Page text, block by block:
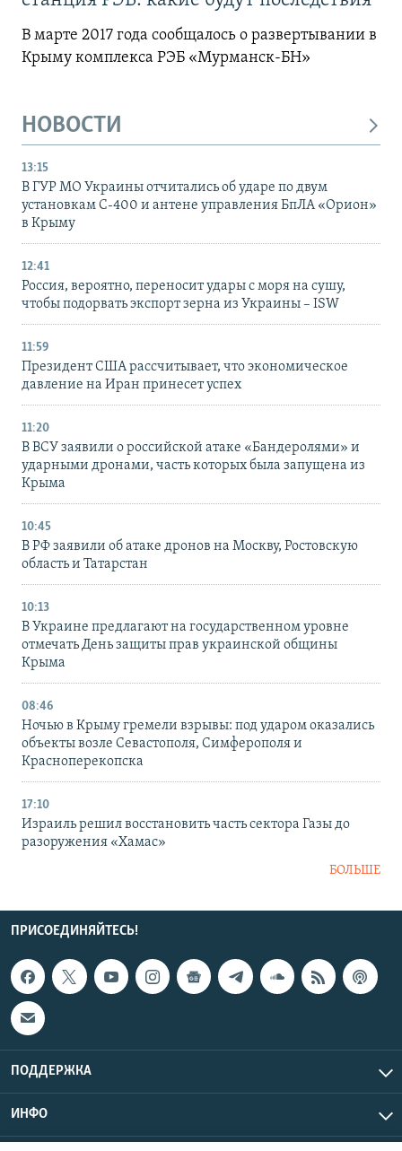
В марте 2017 года сообщалось о развертывании в
Крыму комплекса РЭБ «Мурманск-БН»
НОВОСТИ
13:15
В ГУР МО Украины отчитались об ударе по двум
установкам С-400 и антене управления БпЛА «Орион»
в Крыму
12:41
Россия, вероятно, переносит удары с моря на сушу,
чтобы подорвать экспорт зерна из Украины – ISW
11:59
Президент США рассчитывает, что экономическое
давление на Иран принесет успех
11:20
В ВСУ заявили о российской атаке «Бандеролями» и
ударными дронами, часть которых была запущена из
Крыма
10:45
В РФ заявили об атаке дронов на Москву, Ростовскую
область и Татарстан
10:13
В Украине предлагают на государственном уровне
отмечать День защиты прав украинской общины
Крыма
08:46
Ночью в Крыму гремели взрывы: под ударом оказались
объекты возле Севастополя, Симферополя и
Красноперекопска
17:10
Израиль решил восстановить часть сектора Газы до
разоружения «Хамас»
БОЛЬШЕ
ПРИСОЕДИНЯЙТЕСЬ!
ПОДДЕРЖКА
ИНФО